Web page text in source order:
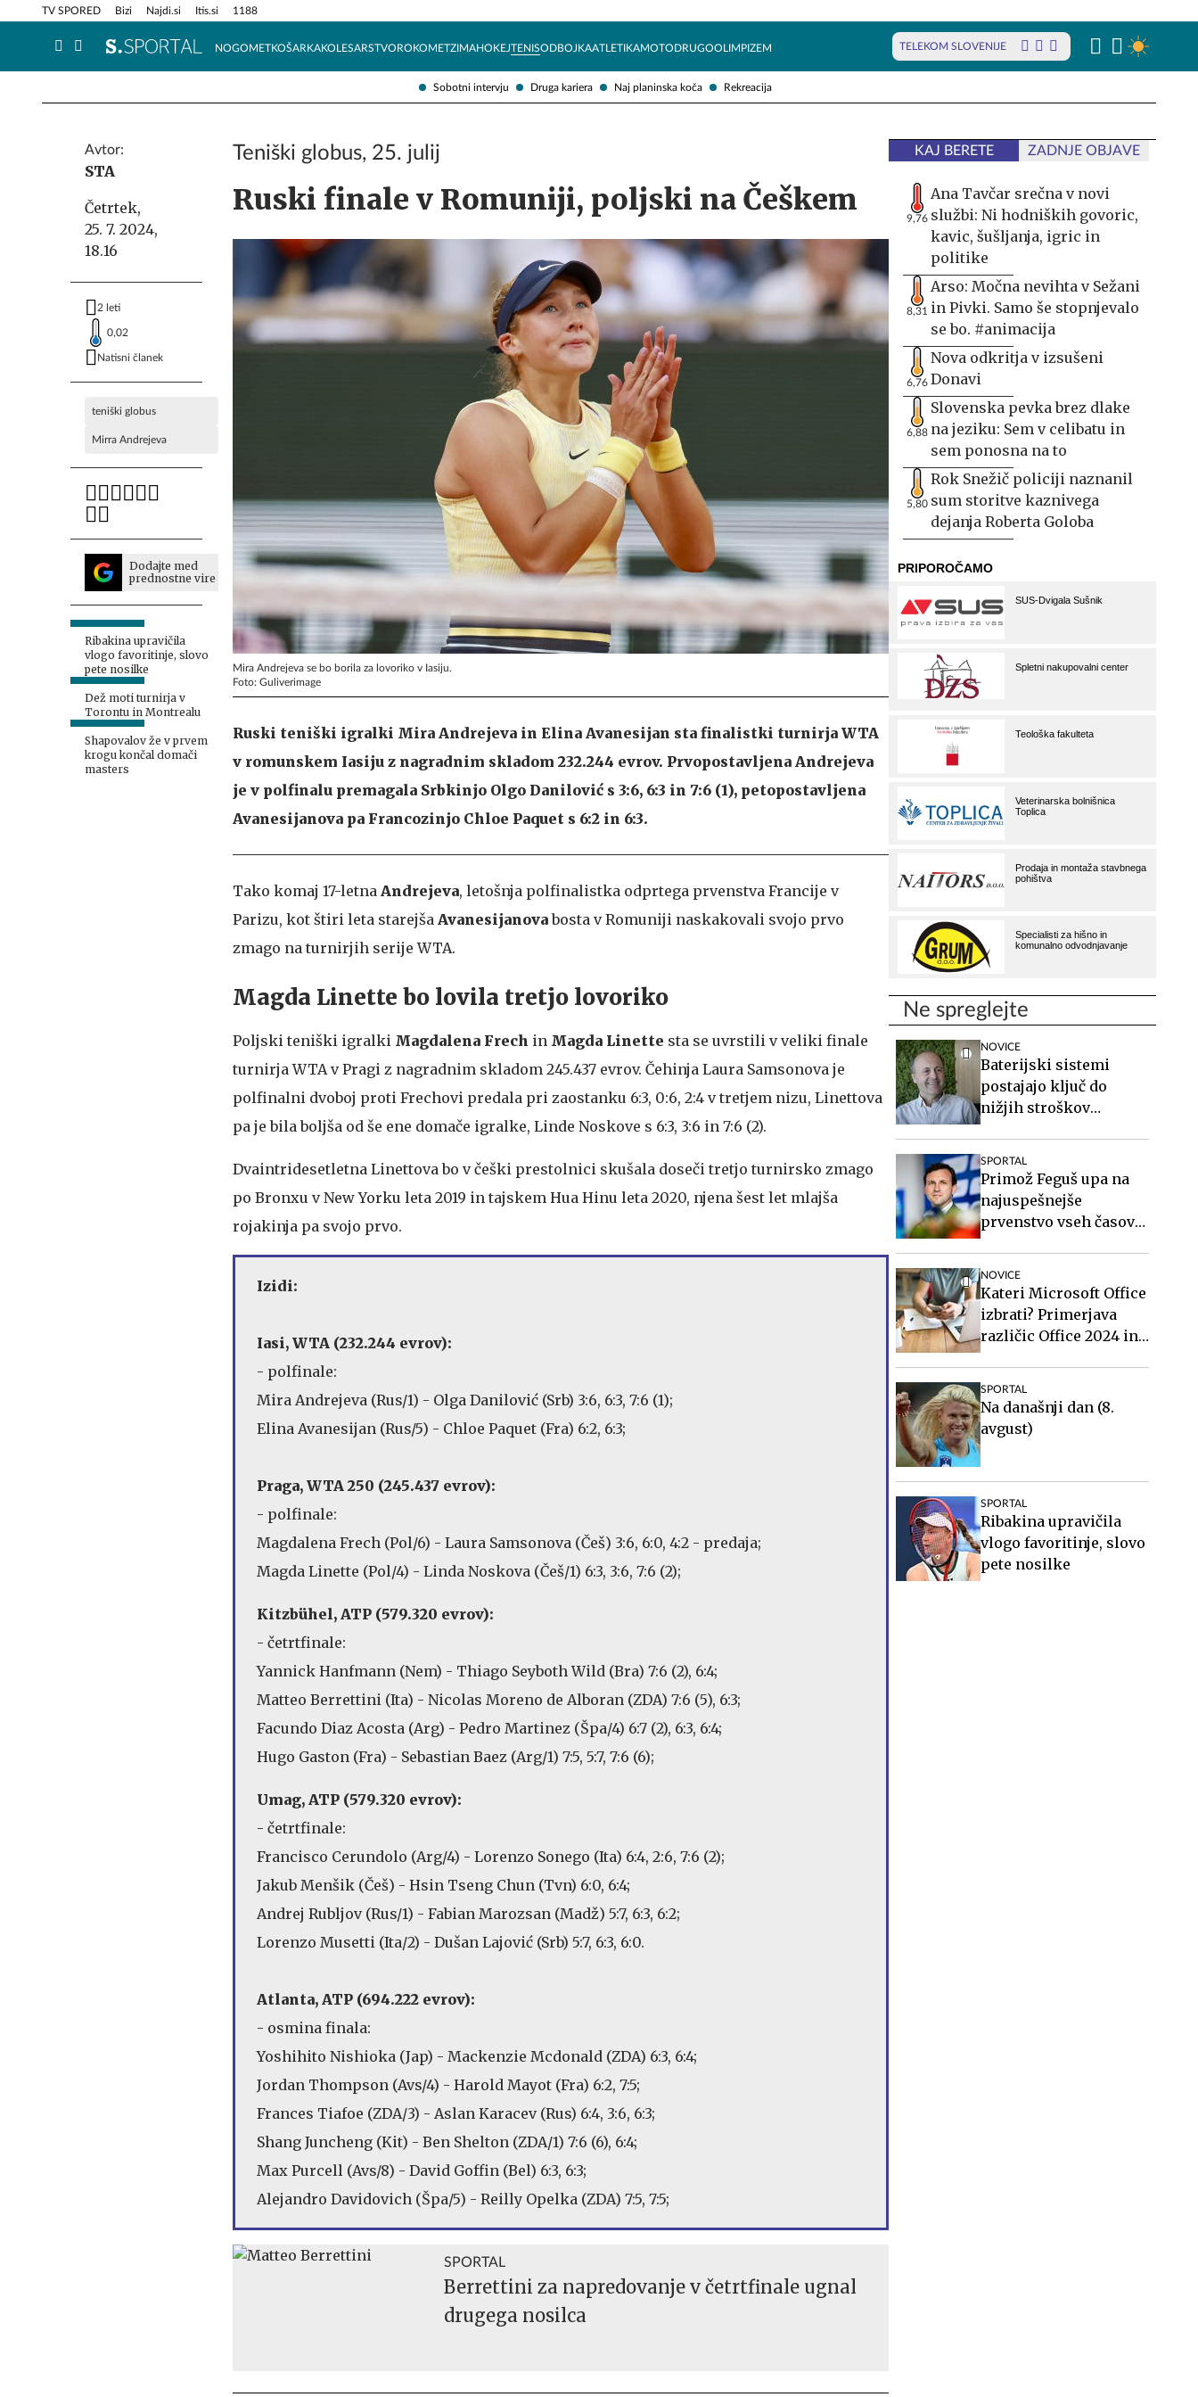
Sobotni intervju Druga kariera Naj planinska koča Rekreacija
TV SPORED Bizi Najdi.si Itis.si 1188
NOGOMETKOŠARKAKOLESARSTVOROKOMETZIMAHOKEJTENISODBOJKAATLETIKAMOTODRUGOOLIMPIZEM TELEKOM SLOVENIJE
Info in obvestila Tehnik
Avtor:
STA
Četrtek,
25. 7. 2024,
18.16
2 leti
0,02
Natisni članek
teniški globus
Mirra Andrejeva
Dodajte med
prednostne vire
Ribakina upravičila
vlogo favoritinje, slovo
pete nosilke
Dež moti turnirja v
Torontu in Montrealu
Shapovalov že v prvem
krogu končal domači
masters
Teniški globus, 25. julij
Ruski finale v Romuniji, poljski na Češkem
Mira Andrejeva se bo borila za lovoriko v Iasiju.
Foto: Guliverimage
Ruski teniški igralki Mira Andrejeva in Elina Avanesijan sta finalistki turnirja WTA
v romunskem Iasiju z nagradnim skladom 232.244 evrov. Prvopostavljena Andrejeva
je v polfinalu premagala Srbkinjo Olgo Danilović s 3:6, 6:3 in 7:6 (1), petopostavljena
Avanesijanova pa Francozinjo Chloe Paquet s 6:2 in 6:3.
Tako komaj 17-letna Andrejeva, letošnja polfinalistka odprtega prvenstva Francije v
Parizu, kot štiri leta starejša Avanesijanovabosta v Romuniji naskakovali svojo prvo
zmago na turnirjih serije WTA.
Magda Linette bo lovila tretjo lovoriko
Poljski teniški igralki Magdalena Frech in Magda Linette sta se uvrstili v veliki finale
turnirja WTA v Pragi z nagradnim skladom 245.437 evrov. Čehinja Laura Samsonova je
polfinalni dvoboj proti Frechovi predala pri zaostanku 6:3, 0:6, 2:4 v tretjem nizu, Linettova
pa je bila boljša od še ene domače igralke, Linde Noskove s 6:3, 3:6 in 7:6 (2).
Dvaintridesetletna Linettova bo v češki prestolnici skušala doseči tretjo turnirsko zmago
po Bronxu v New Yorku leta 2019 in tajskem Hua Hinu leta 2020, njena šest let mlajša
rojakinja pa svojo prvo.
Izidi:
Iasi, WTA (232.244 evrov):
- polfinale:
Mira Andrejeva (Rus/1) - Olga Danilović (Srb) 3:6, 6:3, 7:6 (1);
Elina Avanesijan (Rus/5) - Chloe Paquet (Fra) 6:2, 6:3;
Praga, WTA 250 (245.437 evrov):
- polfinale:
Magdalena Frech (Pol/6) - Laura Samsonova (Češ) 3:6, 6:0, 4:2 - predaja;
Magda Linette (Pol/4) - Linda Noskova (Češ/1) 6:3, 3:6, 7:6 (2);
Kitzbühel, ATP (579.320 evrov):
- četrtfinale:
Yannick Hanfmann (Nem) - Thiago Seyboth Wild (Bra) 7:6 (2), 6:4;
Matteo Berrettini (Ita) - Nicolas Moreno de Alboran (ZDA) 7:6 (5), 6:3;
Facundo Diaz Acosta (Arg) - Pedro Martinez (Špa/4) 6:7 (2), 6:3, 6:4;
Hugo Gaston (Fra) - Sebastian Baez (Arg/1) 7:5, 5:7, 7:6 (6);
Umag, ATP (579.320 evrov):
- četrtfinale:
Francisco Cerundolo (Arg/4) - Lorenzo Sonego (Ita) 6:4, 2:6, 7:6 (2);
Jakub Menšik (Češ) - Hsin Tseng Chun (Tvn) 6:0, 6:4;
Andrej Rubljov (Rus/1) - Fabian Marozsan (Madž) 5:7, 6:3, 6:2;
Lorenzo Musetti (Ita/2) - Dušan Lajović (Srb) 5:7, 6:3, 6:0.
Atlanta, ATP (694.222 evrov):
- osmina finala:
Yoshihito Nishioka (Jap) - Mackenzie Mcdonald (ZDA) 6:3, 6:4;
Jordan Thompson (Avs/4) - Harold Mayot (Fra) 6:2, 7:5;
Frances Tiafoe (ZDA/3) - Aslan Karacev (Rus) 6:4, 3:6, 6:3;
Shang Juncheng (Kit) - Ben Shelton (ZDA/1) 7:6 (6), 6:4;
Max Purcell (Avs/8) - David Goffin (Bel) 6:3, 6:3;
Alejandro Davidovich (Špa/5) - Reilly Opelka (ZDA) 7:5, 7:5;
SPORTAL
Berrettini za napredovanje v četrtfinale ugnal
drugega nosilca
KAJ BERETE ZADNJE OBJAVE
9,76
Ana Tavčar srečna v novi
službi: Ni hodniških govoric,
kavic, šušljanja, igric in
politike
8,31
Arso: Močna nevihta v Sežani
in Pivki. Samo še stopnjevalo
se bo. #animacija
6,76
Nova odkritja v izsušeni
Donavi
6,88
Slovenska pevka brez dlake
na jeziku: Sem v celibatu in
sem ponosna na to
5,80
Rok Snežič policiji naznanil
sum storitve kaznivega
dejanja Roberta Goloba
Ne spreglejte
NOVICE
Baterijski sistemi
postajajo ključ do
nižjih stroškov
SPORTAL
Primož Feguš upa na
najuspešnejše
prvenstvo vseh časov
NOVICE
Kateri Microsoft Office
izbrati? Primerjava
različic Office 2024 in
SPORTAL
Na današnji dan (8.
avgust)
SPORTAL
Ribakina upravičila
vlogo favoritinje, slovo
pete nosilke